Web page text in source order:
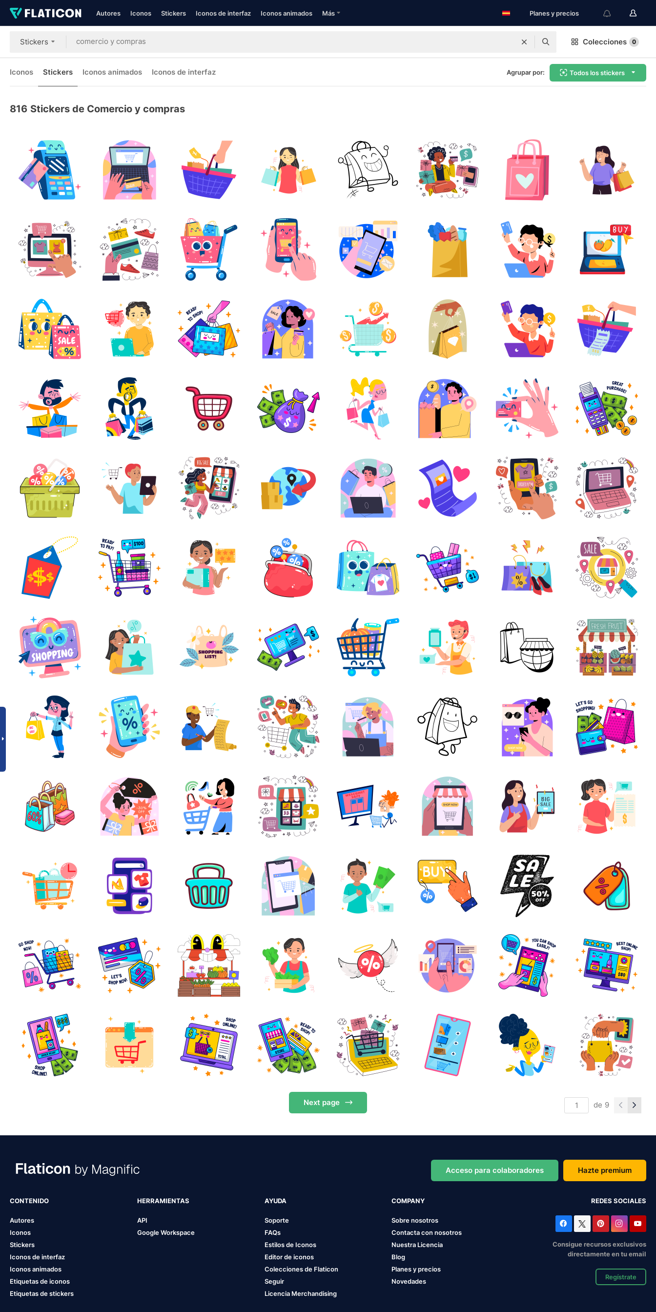
Autores Iconos Stickers Iconos de interfaz Iconos animados Más Planes y precios
Stickers Colecciones 0
Iconos Stickers Iconos animados Iconos de interfaz Agrupar por: Todos los stickers
816 Stickers de Comercio y compras
Next page de 9
Acceso para colaboradores Hazte premium
CONTENIDO
Autores
Iconos
Stickers
Iconos de interfaz
Iconos animados
Etiquetas de iconos
Etiquetas de stickers
HERRAMIENTAS
API
Google Workspace
AYUDA
Soporte
FAQs
Estilos de Iconos
Editor de iconos
Colecciones de Flaticon
Seguir
Licencia Merchandising
COMPANY
Sobre nosotros
Contacta con nosotros
Nuestra Licencia
Blog
Planes y precios
Novedades
REDES SOCIALES
Consigue recursos exclusivos
directamente en tu email
Regístrate